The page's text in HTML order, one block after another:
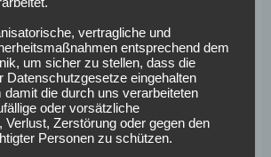
das wäre
Momenten
Pressekonferenz im Kreise der
lieferte er einen guten Spruch ab. Sein
vertragliche und
entsprechend dem
um sicher zu stellen, dass die
Datenschutzgesetze eingehalten
damit die durch uns verarbeiteten
oder vorsätzliche
Verlust, Zerstörung oder gegen den
Personen zu schützen.